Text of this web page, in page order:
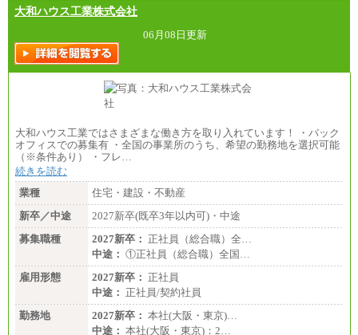
大和ハウス工業株式会社
06月08日更新
大和ハウス工業ではさまざまな働き方を取り入れています！ ・バック
オフィスでの募集有 ・全国の事業所のうち、希望の勤務地を選択可能
（※条件あり） ・フレ…
続きを読む
業種
住宅・建設・不動産
新卒／中途
2027新卒(既卒3年以内可)・中途
募集職種
2027新卒： 正社員（総合職）全…
中途： ①正社員（総合職）全国…
雇用形態
2027新卒： 正社員
中途： 正社員/契約社員
勤務地
2027新卒： 本社(大阪・東京)…
中途： 本社(大阪・東京)：2…